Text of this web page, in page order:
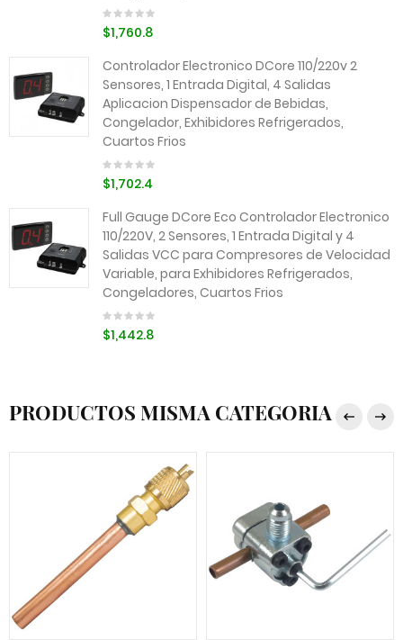
$1,760.8
Controlador Electronico DCore 110/220v 2
Sensores, 1 Entrada Digital, 4 Salidas
Aplicacion Dispensador de Bebidas,
Congelador, Exhibidores Refrigerados,
Cuartos Frios
$1,702.4
Full Gauge DCore Eco Controlador Electronico
110/220V, 2 Sensores, 1 Entrada Digital y 4
Salidas VCC para Compresores de Velocidad
Variable, para Exhibidores Refrigerados,
Congeladores, Cuartos Frios
$1,442.8
PRODUCTOS MISMA CATEGORIA